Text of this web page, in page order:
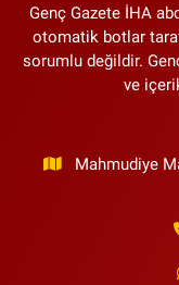
Genç Gazete İHA
otomatik botlar
sorumlu değildir.
ve
Mahmudiye